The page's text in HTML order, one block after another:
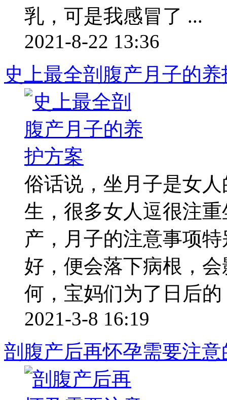
乳，可是我感冒了 ...
2021-8-22 13:36
史上最全剖腹产月子的
俗话说，坐月子是女
生，很多女人逗很注
产，月子的注意事项
好，便会落下病根，
何，宝妈们为了日后的
2021-3-8 16:19
剖腹产后再怀孕需要注意